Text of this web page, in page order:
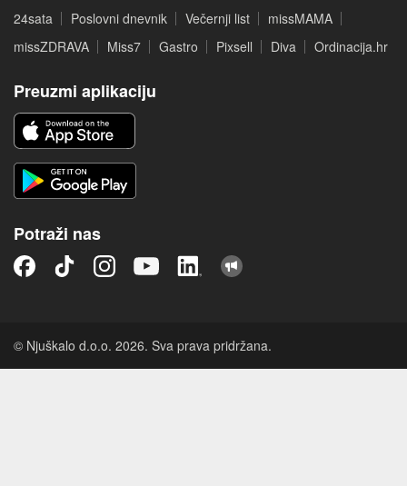
24sata Poslovni dnevnik Večernji list
missMAMA
missZDRAVA
Miss7 Gastro Pixsell Diva Ordinacija.hr
Preuzmi aplikaciju
Potraži nas
© Njuškalo d.o.o. 2026. Sva prava pridržana.